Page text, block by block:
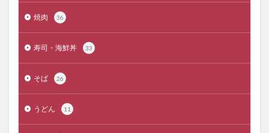
焼肉 36
寿司・海鮮丼 33
そば 26
うどん 11